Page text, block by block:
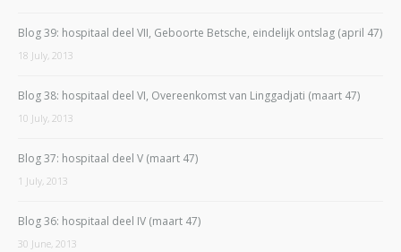
Blog 39: hospitaal deel VII, Geboorte Betsche, eindelijk ontslag (april 47)
18 July, 2013
Blog 38: hospitaal deel VI, Overeenkomst van Linggadjati (maart 47)
10 July, 2013
Blog 37: hospitaal deel V (maart 47)
1 July, 2013
Blog 36: hospitaal deel IV (maart 47)
30 June, 2013